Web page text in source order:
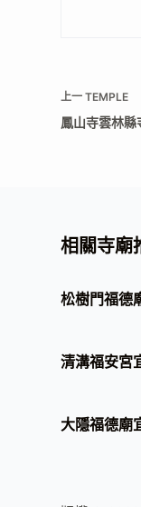
上一TEMPLE
鳳山寺雲林縣
相關寺廟
松樹門福德
清溝福安宮
大隱福德廟